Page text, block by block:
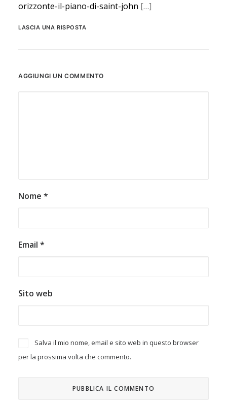
orizzonte-il-piano-di-saint-john […]
LASCIA UNA RISPOSTA
AGGIUNGI UN COMMENTO
Nome *
Email *
Sito web
Salva il mio nome, email e sito web in questo browser
per la prossima volta che commento.